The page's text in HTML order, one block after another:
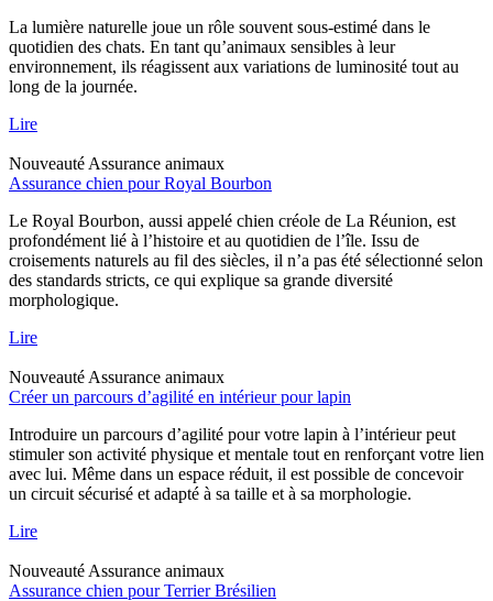
La lumière naturelle joue un rôle souvent sous-estimé dans le
quotidien des chats. En tant qu’animaux sensibles à leur
environnement, ils réagissent aux variations de luminosité tout au
long de la journée.
Lire
Nouveauté Assurance animaux
Assurance chien pour Royal Bourbon
Le Royal Bourbon, aussi appelé chien créole de La Réunion, est
profondément lié à l’histoire et au quotidien de l’île. Issu de
croisements naturels au fil des siècles, il n’a pas été sélectionné selon
des standards stricts, ce qui explique sa grande diversité
morphologique.
Lire
Nouveauté Assurance animaux
Créer un parcours d’agilité en intérieur pour lapin
Introduire un parcours d’agilité pour votre lapin à l’intérieur peut
stimuler son activité physique et mentale tout en renforçant votre lien
avec lui. Même dans un espace réduit, il est possible de concevoir
un circuit sécurisé et adapté à sa taille et à sa morphologie.
Lire
Nouveauté Assurance animaux
Assurance chien pour Terrier Brésilien